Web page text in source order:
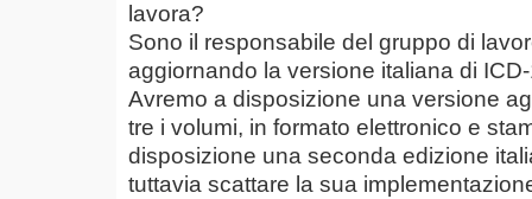
lavora?
Sono il responsabile del gruppo di
aggiornando la versione italiana di
Avremo a disposizione una versione
tre i volumi, in formato elettronico e
disposizione una seconda edizione
tuttavia scattare la sua